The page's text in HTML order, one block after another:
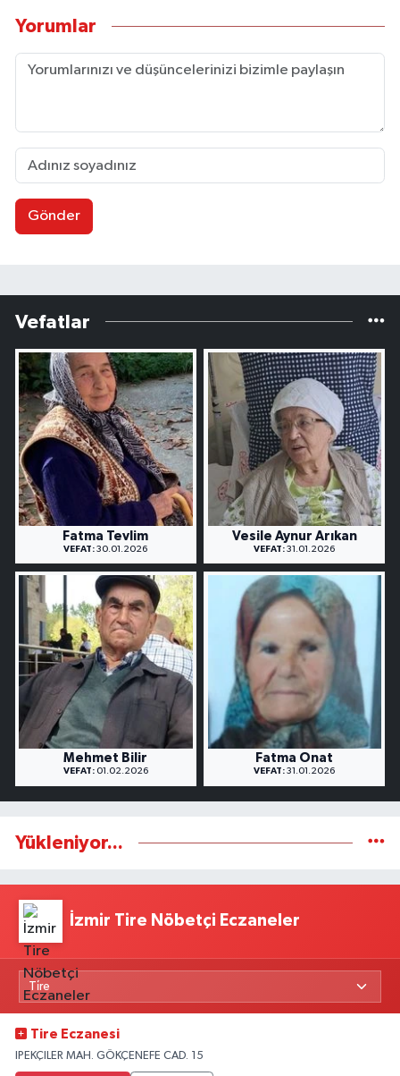
Yorumlar
Gönder
Vefatlar
Fatma Tevlim
VEFAT: 30.01.2026
Vesile Aynur Arıkan
VEFAT: 31.01.2026
Mehmet Bilir
VEFAT:01.02.2026
Fatma Onat
VEFAT: 31.01.2026
Yükleniyor...
İzmir Tire Nöbetçi Eczaneler
Tire Eczanesi
IPEKÇILER MAH. GÖKÇENEFE CAD. 15